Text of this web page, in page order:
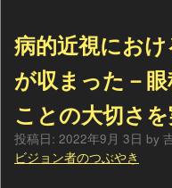
病的近視にお
が収まった－
ことの大切さを
投稿日: 2022年9月 3日 by
ビジョン者のつぶやき